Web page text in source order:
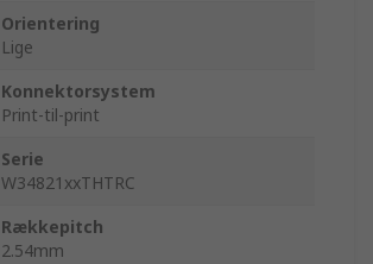
Orientering
Lige
Konnektorsystem
Print-til-print
Serie
W34821xxTHTRC
Rækkepitch
2.54mm